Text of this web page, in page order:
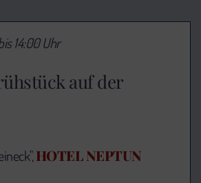
auf der
14:00 Uhr
HOTEL NEPTUN